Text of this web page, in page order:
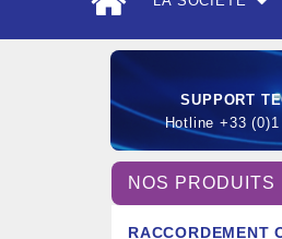
SUPPORT
Hotline +33
NOS PRODUITS
RACCORDEMENT